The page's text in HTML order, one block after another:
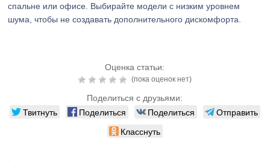
спальне или офисе. Выбирайте модели с низким уровнем
шума, чтобы не создавать дополнительного дискомфорта.
Оценка статьи:
(пока оценок нет)
Поделиться с друзьями:
Твитнуть Поделиться Поделиться
Отправить
Класснуть